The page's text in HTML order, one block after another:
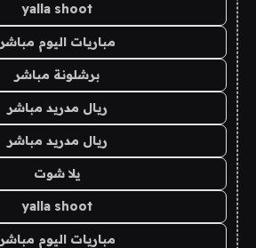
yalla shoot
مباريات اليوم مباشر
برشلونة مباشر
ريال مدريد مباشر
ريال مدريد مباشر
يلا شوت
yalla shoot
مباريات اليوم مباشر